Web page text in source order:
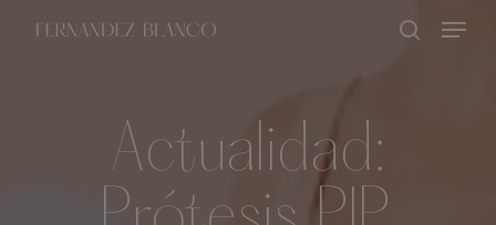
Menu
Actualidad: